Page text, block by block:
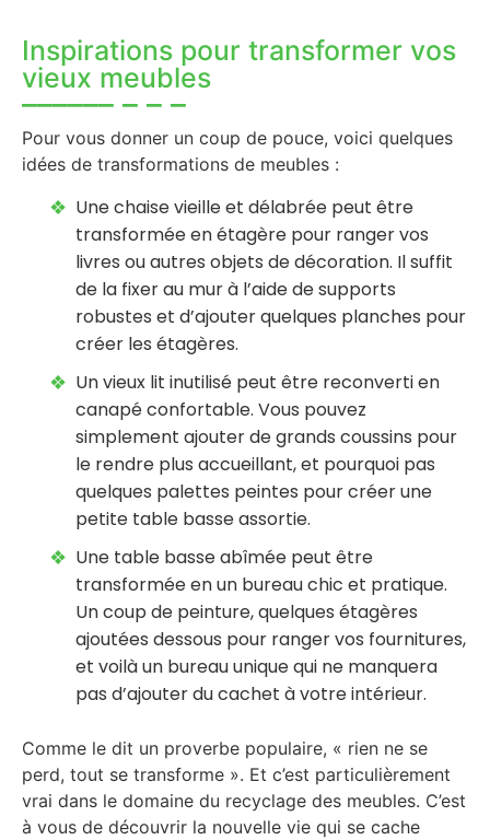
Inspirations pour transformer vos
vieux meubles
Pour vous donner un coup de pouce, voici quelques
idées de transformations de meubles :
Une chaise vieille et délabrée peut être
transformée en étagère pour ranger vos
livres ou autres objets de décoration. Il suffit
de la fixer au mur à l’aide de supports
robustes et d’ajouter quelques planches pour
créer les étagères.
Un vieux lit inutilisé peut être reconverti en
canapé confortable. Vous pouvez
simplement ajouter de grands coussins pour
le rendre plus accueillant, et pourquoi pas
quelques palettes peintes pour créer une
petite table basse assortie.
Une table basse abîmée peut être
transformée en un bureau chic et pratique.
Un coup de peinture, quelques étagères
ajoutées dessous pour ranger vos fournitures,
et voilà un bureau unique qui ne manquera
pas d’ajouter du cachet à votre intérieur.
Comme le dit un proverbe populaire, « rien ne se
perd, tout se transforme ». Et c’est particulièrement
vrai dans le domaine du recyclage des meubles. C’est
à vous de découvrir la nouvelle vie qui se cache